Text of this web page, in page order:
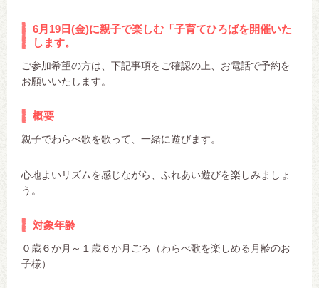
6月19日(金)に親子で楽しむ「子育てひろばを開催いた
します。
ご参加希望の方は、下記事項をご確認の上、お電話で予約を
お願いいたします。
概要
親子でわらべ歌を歌って、一緒に遊びます。
心地よいリズムを感じながら、ふれあい遊びを楽しみましょ
う。
対象年齢
０歳６か月～１歳６か月ごろ（わらべ歌を楽しめる月齢のお
子様）